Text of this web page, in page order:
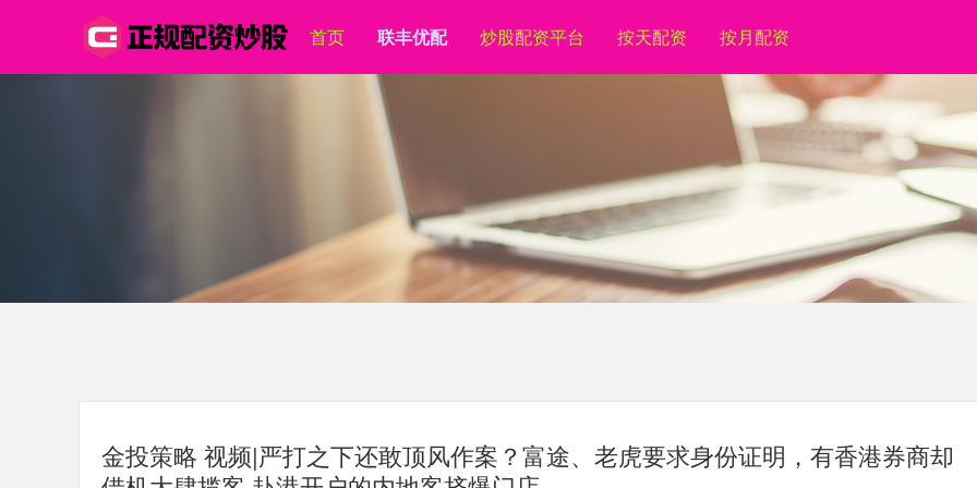
首页 联丰优配 炒股配资平台 按天配资 按月配资
金投策略 视频|严打之下还敢顶风作案？富途、老虎要求身份证明，有香港券商却